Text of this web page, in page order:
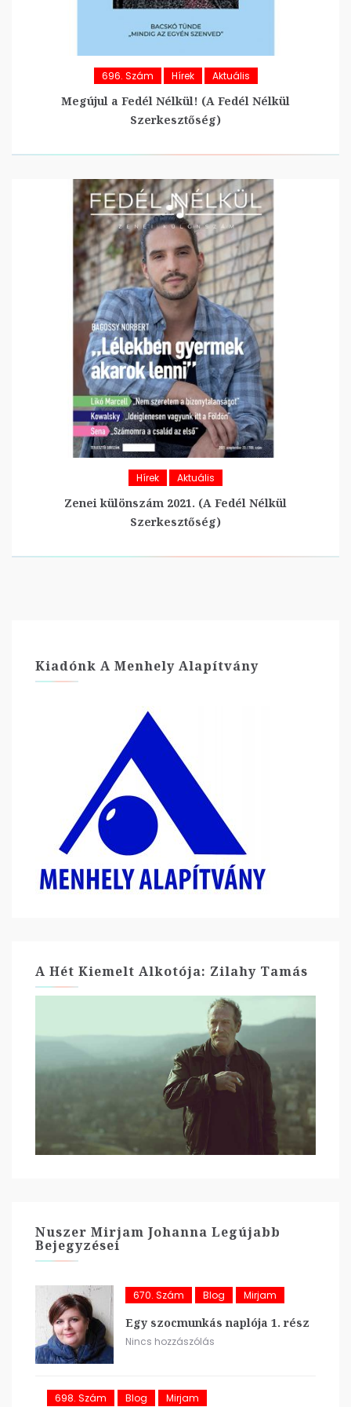
696. Szám Hírek Aktuális
Megújul a Fedél Nélkül! (A Fedél Nélkül
Szerkesztőség)
Hírek Aktuális
Zenei különszám 2021. (A Fedél Nélkül
Szerkesztőség)
Kiadónk A Menhely Alapítvány
A Hét Kiemelt Alkotója: Zilahy Tamás
Nuszer Mirjam Johanna Legújabb
Bejegyzései
670. Szám Blog Mirjam
Egy szocmunkás naplója 1. rész
Nincs hozzászólás
698. Szám Blog Mirjam